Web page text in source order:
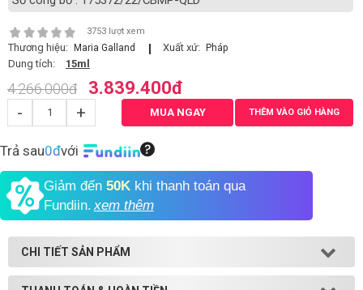
Shop All Brand A-
3753 lượt xem
Thương hiệu: Maria Galland Xuất xứ: Pháp
Dung tích: 15ml
4.266.000đ 3.839.400đ
- + MUA NGAY THÊM VÀO GIỎ HÀNG
Trả sau0đvới
Giảm đến 50K khi thanh toán qua
Fundiin.xem thêm
CHI TIẾT SẢN PHẨM